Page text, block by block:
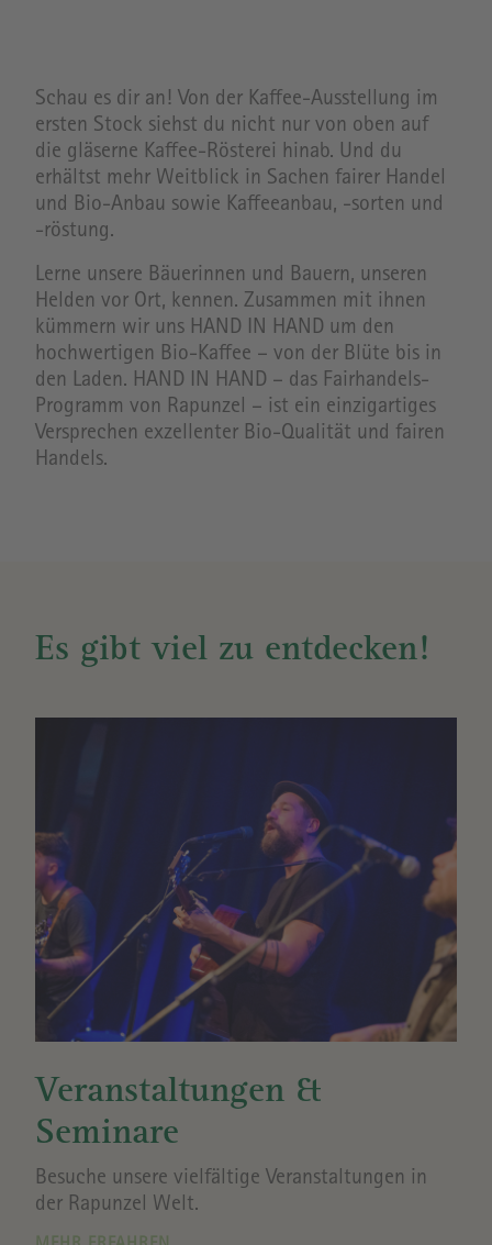
Schau es dir an! Von der Kaffee-Ausstellung im
ersten Stock siehst du nicht nur von oben auf
die gläserne Kaffee-Rösterei hinab. Und du
erhältst mehr Weitblick in Sachen fairer Handel
und Bio-Anbau sowie Kaffeeanbau, -sorten und
-röstung.
Lerne unsere Bäuerinnen und Bauern, unseren
Helden vor Ort, kennen. Zusammen mit ihnen
kümmern wir uns HAND IN HAND um den
hochwertigen Bio-Kaffee – von der Blüte bis in
den Laden. HAND IN HAND – das Fairhandels-
Programm von Rapunzel – ist ein einzigartiges
Versprechen exzellenter Bio-Qualität und fairen
Handels.
Es gibt viel zu entdecken!
Veranstaltungen &
Seminare
Besuche unsere vielfältige Veranstaltungen in
der Rapunzel Welt.